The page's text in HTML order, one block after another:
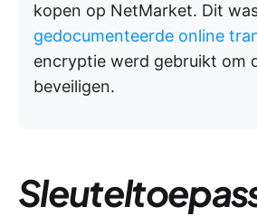
kopen op NetMarket. Dit
gedocumenteerde online
encryptie werd gebruikt om
beveiligen.